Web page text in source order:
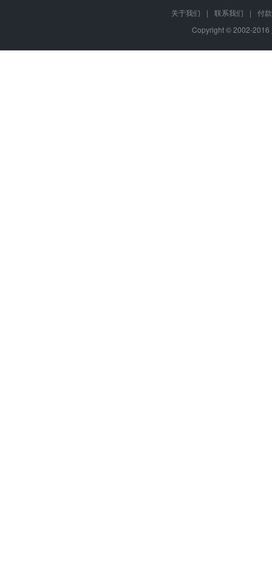
关于我们 | 联系我们 |
付
Copyright © 2002-